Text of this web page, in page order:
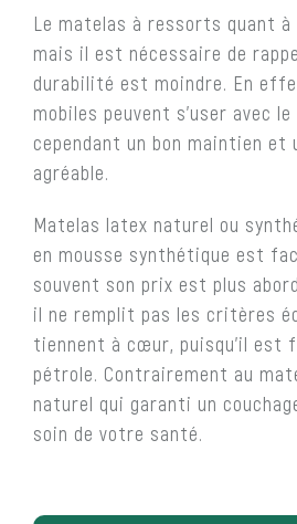
Le matelas à ressorts quant
mais il est nécessaire de
durabilité est moindre. En
mobiles peuvent s’user avec
cependant un bon maintien et
agréable.
Matelas latex naturel ou
en mousse synthétique est
souvent son prix est plus
il ne remplit pas les critères
tiennent à cœur, puisqu’il est
pétrole. Contrairement au
naturel qui garanti un
soin de votre santé.